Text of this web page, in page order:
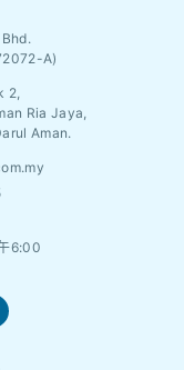
A)
2,
Ria Jaya,
Aman.
6:00